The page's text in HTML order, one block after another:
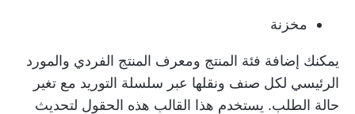
مخزنة
يمكنك إضافة فئة المنتج ومعرف المنتج الفردي والمورد
الرئيسي لكل صنف ونقلها عبر سلسلة التوريد مع تغير
حالة الطلب. يستخدم هذا القالب هذه الحقول لتحديث